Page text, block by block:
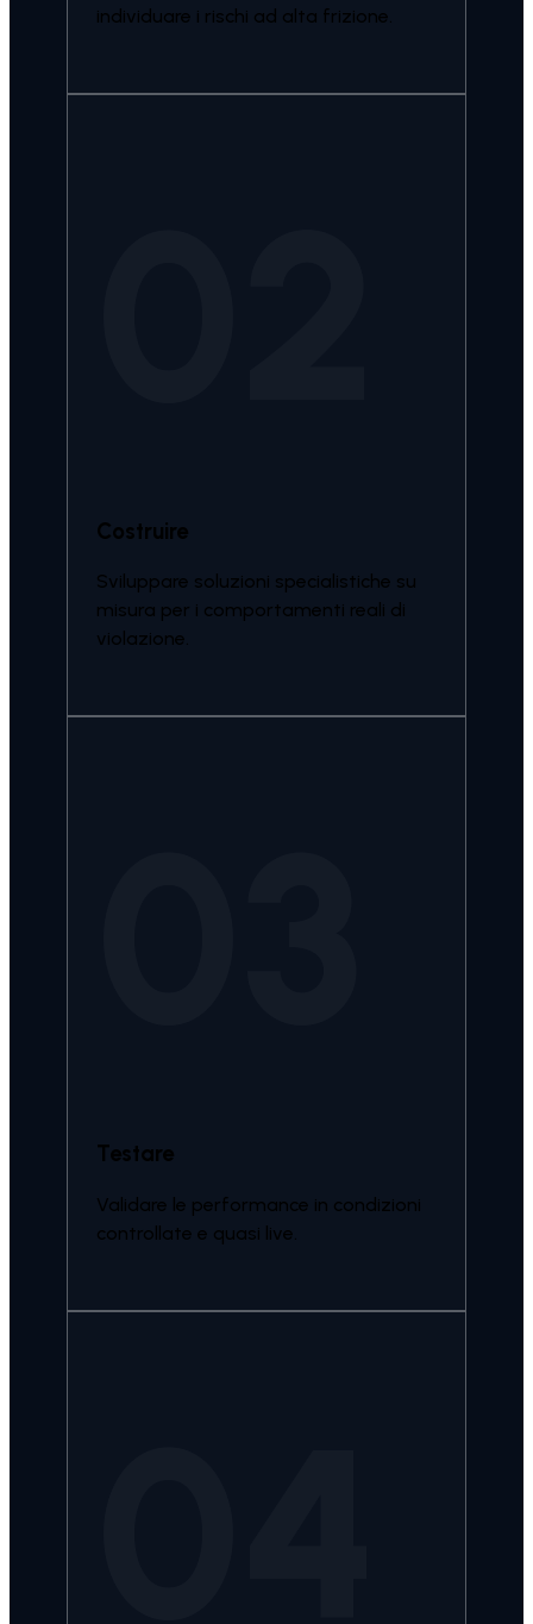
individuare i rischi ad alta frizione.
Costruire
Sviluppare soluzioni specialistiche su
misura per i comportamenti reali di
violazione.
Testare
Validare le performance in condizioni
controllate e quasi live.